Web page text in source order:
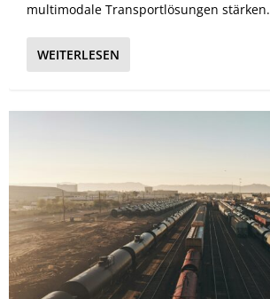
multimodale Transportlösungen stärken.
WEITERLESEN